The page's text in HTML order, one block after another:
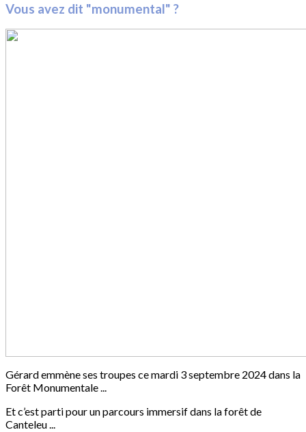
Vous avez dit "monumental" ?
Gérard emmène ses troupes ce mardi 3 septembre 2024 dans la
Forêt Monumentale ...
Et c’est parti pour un parcours immersif dans la forêt de
Canteleu ...